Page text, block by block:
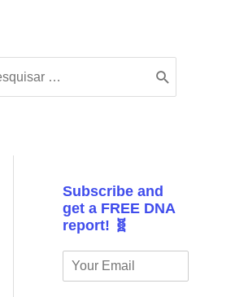
Subscribe and
get a FREE DNA
report! 🧬